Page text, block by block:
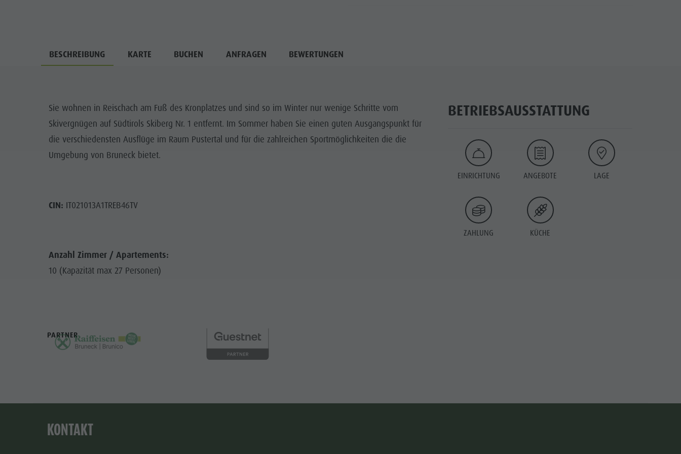
BESCHREIBUNG KARTE BUCHEN ANFRAGEN BEWERTUNGEN
Sie wohnen in Reischach am Fuß des Kronplatzes und sind so im Winter nur wenige Schritte vom
Skivergnügen auf Südtirols Skiberg Nr. 1 entfernt. Im Sommer haben Sie einen guten Ausgangspunkt für
die verschiedensten Ausflüge im Raum Pustertal und für die zahlreichen Sportmöglichkeiten die die
Umgebung von Bruneck bietet.
CIN: IT021013A1TREB46TV
Anzahl Zimmer / Apartements:
10 (Kapazität max 27 Personen)
BETRIEBSAUSSTATTUNG
EINRICHTUNG ANGEBOTE LAGE
ZAHLUNG KÜCHE
PARTNER
KONTAKT